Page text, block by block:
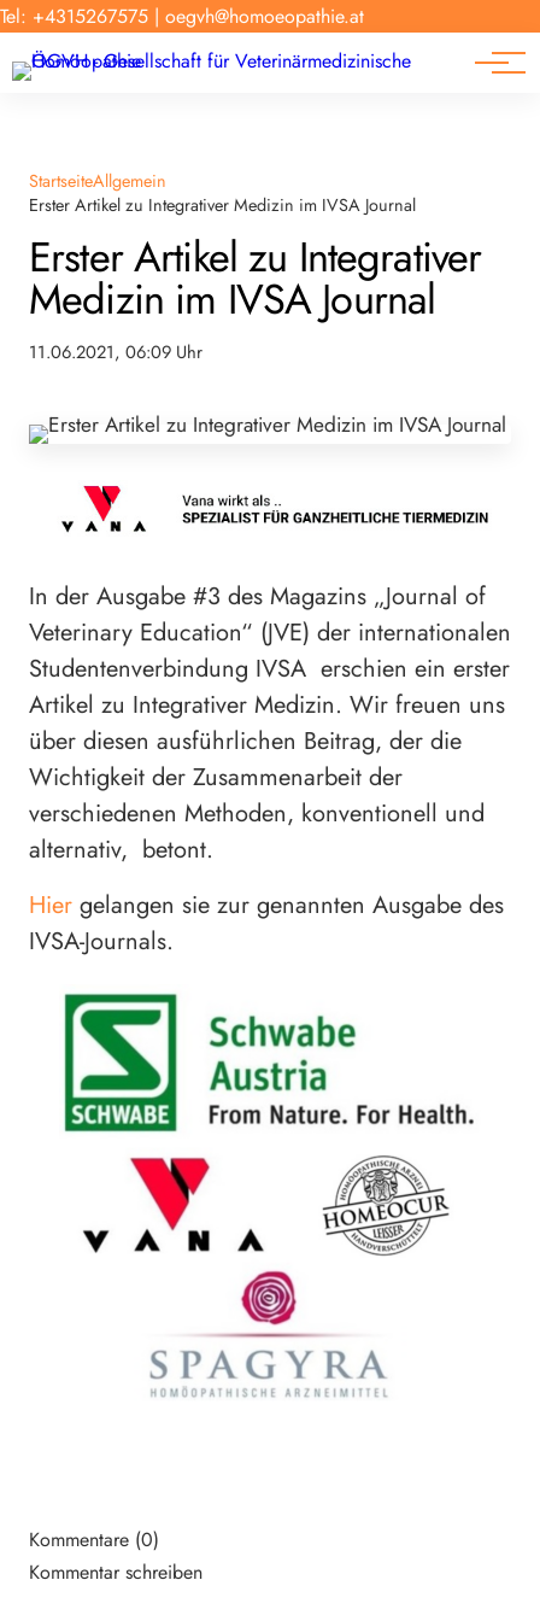
Tel: +4315267575 | oegvh@homoeopathie.at
Tierarzt-Suche
Forschung
News
StartseiteAllgemein
Erster Artikel zu Integrativer Medizin im IVSA Journal
Erster Artikel zu Integrativer
Medizin im IVSA Journal
11.06.2021, 06:09 Uhr
In der Ausgabe #3 des Magazins „Journal of
Veterinary Education“ (JVE) der internationalen
Studentenverbindung IVSA erschien ein erster
Artikel zu Integrativer Medizin. Wir freuen uns
über diesen ausführlichen Beitrag, der die
Wichtigkeit der Zusammenarbeit der
verschiedenen Methoden, konventionell und
alternativ, betont.
Hier gelangen sie zur genannten Ausgabe des
IVSA-Journals.
Kommentare (0)
Kommentar schreiben